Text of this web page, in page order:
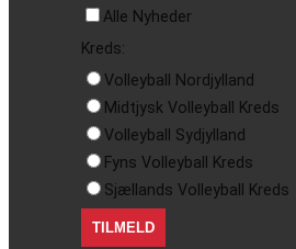
Alle Nyheder
Kreds:
Volleyball Nordjylland
Midtjysk Volleyball Kreds
Volleyball Sydjylland
Fyns Volleyball Kreds
Sjællands Volleyball Kreds